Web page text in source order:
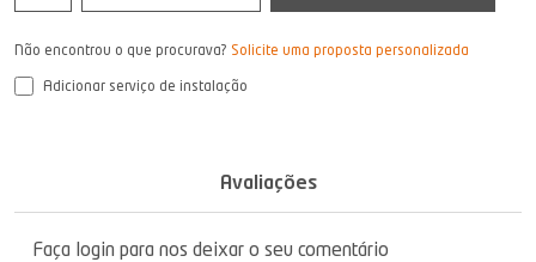
Não encontrou o que procurava? Solicite uma proposta personalizada
Adicionar serviço de instalação
Avaliações
Faça login para nos deixar o seu comentário